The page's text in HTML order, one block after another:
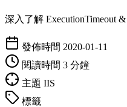
深入了解 ExecutionTimeout &
發佈時間 2020-01-11
閱讀時間 3 分鐘
主題 IIS
標籤